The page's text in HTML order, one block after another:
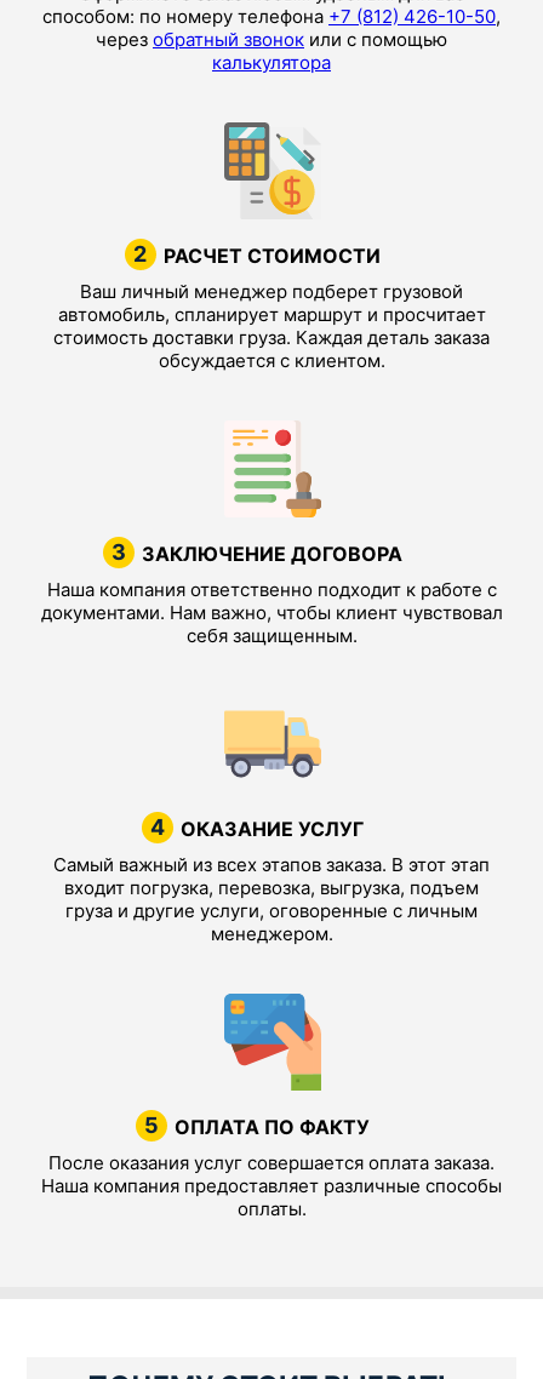
способом: по номеру телефона +7 (812) 426-10-50,
через обратный звонок или с помощью
калькулятора
2 РАСЧЕТ СТОИМОСТИ
Ваш личный менеджер подберет грузовой
автомобиль, спланирует маршрут и просчитает
стоимость доставки груза. Каждая деталь заказа
обсуждается с клиентом.
3 ЗАКЛЮЧЕНИЕ ДОГОВОРА
Наша компания ответственно подходит к работе с
документами. Нам важно, чтобы клиент чувствовал
себя защищенным.
4 ОКАЗАНИЕ УСЛУГ
Самый важный из всех этапов заказа. В этот этап
входит погрузка, перевозка, выгрузка, подъем
груза и другие услуги, оговоренные с личным
менеджером.
5 ОПЛАТА ПО ФАКТУ
После оказания услуг совершается оплата заказа.
Наша компания предоставляет различные способы
оплаты.